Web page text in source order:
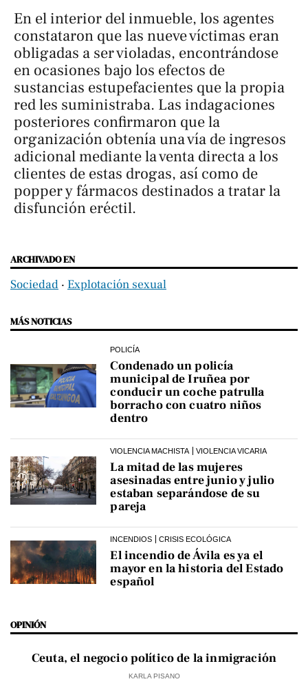
En el interior del inmueble, los agentes
constataron que las nueve víctimas eran
obligadas a ser violadas, encontrándose
en ocasiones bajo los efectos de
sustancias estupefacientes que la propia
red les suministraba. Las indagaciones
posteriores confirmaron que la
organización obtenía una vía de ingresos
adicional mediante la venta directa a los
clientes de estas drogas, así como de
popper y fármacos destinados a tratar la
disfunción eréctil.
ARCHIVADO EN
Sociedad ‧ Explotación sexual
MÁS NOTICIAS
POLICÍA
Condenado un policía
municipal de Iruñea por
conducir un coche patrulla
borracho con cuatro niños
dentro
VIOLENCIA MACHISTA VIOLENCIA VICARIA
La mitad de las mujeres
asesinadas entre junio y julio
estaban separándose de su
pareja
INCENDIOS CRISIS ECOLÓGICA
El incendio de Ávila es ya el
mayor en la historia del Estado
español
OPINIÓN
Ceuta, el negocio político de la inmigración
KARLA PISANO